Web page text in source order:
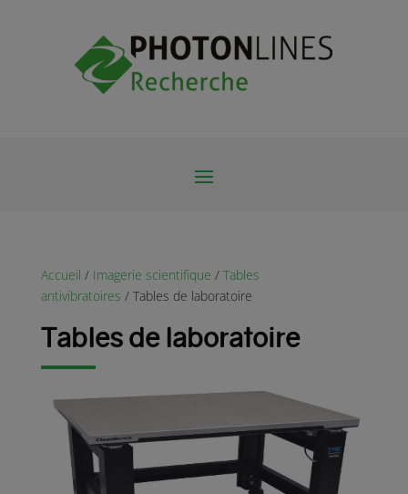
Accueil / Imagerie scientifique / Tables
antivibratoires / Tables de laboratoire
Tables de laboratoire